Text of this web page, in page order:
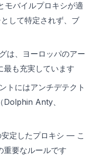
モバイルプロキシが適
して特定されず、ブ
は、ヨーロッパのアー
最も充実しています
トにはアンチデテクト
Dolphin Anty、
定したプロキシ — こ
重要なルールです